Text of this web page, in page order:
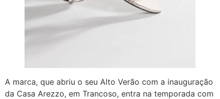
A marca, que abriu o seu Alto Verão com a inauguração
da Casa Arezzo, em Trancoso, entra na temporada com